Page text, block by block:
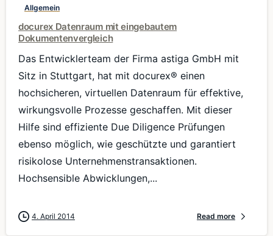
Allgemein
docurex Datenraum mit eingebautem
Dokumentenvergleich
Das Entwicklerteam der Firma astiga GmbH mit
Sitz in Stuttgart, hat mit docurex® einen
hochsicheren, virtuellen Datenraum für effektive,
wirkungsvolle Prozesse geschaffen. Mit dieser
Hilfe sind effiziente Due Diligence Prüfungen
ebenso möglich, wie geschützte und garantiert
risikolose Unternehmenstransaktionen.
Hochsensible Abwicklungen,...
4. April 2014 Read more